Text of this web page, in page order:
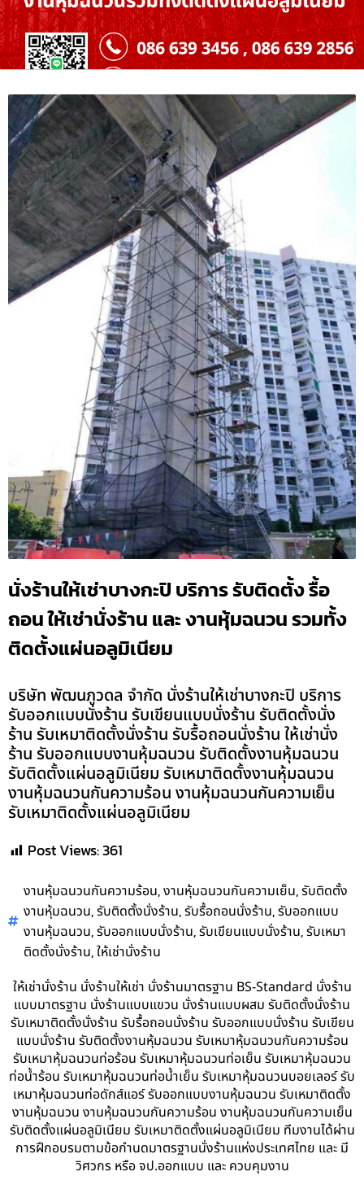
นั่งร้านให้เช่าบางกะปิ บริการ รับติดตั้ง รื้อ
ถอน ให้เช่านั่งร้าน และ งานหุ้มฉนวน รวมทั้ง
ติดตั้งแผ่นอลูมิเนียม
บริษัท พัฒนภูวดล จำกัด นั่งร้านให้เช่าบางกะปิ บริการ
รับออกแบบนั่งร้าน รับเขียนแบบนั่งร้าน รับติดตั้งนั่ง
ร้าน รับเหมาติดตั้งนั่งร้าน รับรื้อถอนนั่งร้าน ให้เช่านั่ง
ร้าน รับออกแบบงานหุ้มฉนวน รับติดตั้งงานหุ้มฉนวน
รับติดตั้งแผ่นอลูมิเนียม รับเหมาติดตั้งงานหุ้มฉนวน
งานหุ้มฉนวนกันความร้อน งานหุ้มฉนวนกันความเย็น
รับเหมาติดตั้งแผ่นอลูมิเนียม
Post Views:361
งานหุ้มฉนวนกันความร้อน,งานหุ้มฉนวนกันความเย็น,รับติดตั้ง
งานหุ้มฉนวน,รับติดตั้งนั่งร้าน,รับรื้อถอนนั่งร้าน,รับออกแบบ
งานหุ้มฉนวน,รับออกแบบนั่งร้าน,รับเขียนแบบนั่งร้าน,รับเหมา
ติดตั้งนั่งร้าน,ให้เช่านั่งร้าน
ให้เช่านั่งร้าน นั่งร้านให้เช่า นั่งร้านมาตรฐาน BS-Standard นั่งร้าน
แบบมาตรฐาน นั่งร้านแบบแขวน นั่งร้านแบบผสม รับติดตั้งนั่งร้าน
รับเหมาติดตั้งนั่งร้าน รับรื้อถอนนั่งร้าน รับออกแบบนั่งร้าน รับเขียน
แบบนั่งร้าน รับติดตั้งงานหุ้มฉนวน รับเหมาหุ้มฉนวนกันความร้อน
รับเหมาหุ้มฉนวนท่อร้อน รับเหมาหุ้มฉนวนท่อเย็น รับเหมาหุ้มฉนวน
ท่อน้ำร้อน รับเหมาหุ้มฉนวนท่อน้ำเย็น รับเหมาหุ้มฉนวนบอยเลอร์ รับ
เหมาหุ้มฉนวนท่อดักส์แอร์ รับออกแบบงานหุ้มฉนวน รับเหมาติดตั้ง
งานหุ้มฉนวน งานหุ้มฉนวนกันความร้อน งานหุ้มฉนวนกันความเย็น
รับติดตั้งแผ่นอลูมิเนียม รับเหมาติดตั้งแผ่นอลูมิเนียม ทีมงานได้ผ่าน
การฝึกอบรมตามข้อกำนดมาตรฐานนั่งร้านแห่งประเทศไทย และ มี
วิศวกร หรือ จป.ออกแบบ และ ควบคุมงาน